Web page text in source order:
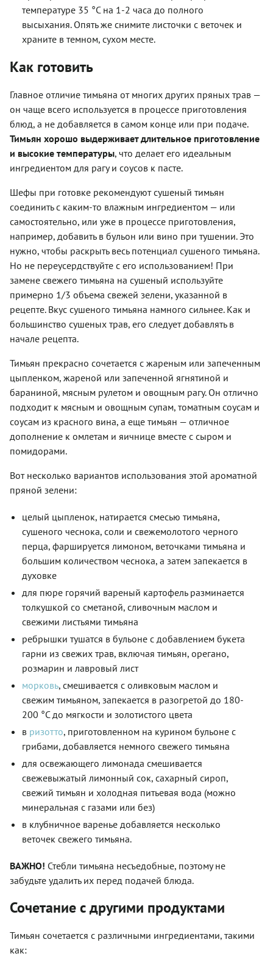
температуре 35 °С на 1-2 часа до полного
высыхания. Опять же снимите листочки с веточек и
храните в темном, сухом месте.
Как готовить
Главное отличие тимьяна от многих других пряных трав —
он чаще всего используется в процессе приготовления
блюд, а не добавляется в самом конце или при подаче.
Тимьян хорошо выдерживает длительное приготовление
и высокие температуры, что делает его идеальным
ингредиентом для рагу и соусов к пасте.
Шефы при готовке рекомендуют сушеный тимьян
соединить с каким-то влажным ингредиентом — или
самостоятельно, или уже в процессе приготовления,
например, добавить в бульон или вино при тушении. Это
нужно, чтобы раскрыть весь потенциал сушеного тимьяна.
Но не переусердствуйте с его использованием! При
замене свежего тимьяна на сушеный используйте
примерно 1/3 объема свежей зелени, указанной в
рецепте. Вкус сушеного тимьяна намного сильнее. Как и
большинство сушеных трав, его следует добавлять в
начале рецепта.
Тимьян прекрасно сочетается с жареным или запеченным
цыпленком, жареной или запеченной ягнятиной и
бараниной, мясным рулетом и овощным рагу. Он отлично
подходит к мясным и овощным супам, томатным соусам и
соусам из красного вина, а еще тимьян — отличное
дополнение к омлетам и яичнице вместе с сыром и
помидорами.
Вот несколько вариантов использования этой ароматной
пряной зелени:
целый цыпленок, натирается смесью тимьяна,
сушеного чеснока, соли и свежемолотого черного
перца, фаршируется лимоном, веточками тимьяна и
большим количеством чеснока, а затем запекается в
духовке
для пюре горячий вареный картофель разминается
толкушкой со сметаной, сливочным маслом и
свежими листьями тимьяна
ребрышки тушатся в бульоне с добавлением букета
гарни из свежих трав, включая тимьян, орегано,
розмарин и лавровый лист
морковь, смешивается с оливковым маслом и
свежим тимьяном, запекается в разогретой до 180-
200 °С до мягкости и золотистого цвета
в ризотто, приготовленном на курином бульоне с
грибами, добавляется немного свежего тимьяна
для освежающего лимонада смешивается
свежевыжатый лимонный сок, сахарный сироп,
свежий тимьян и холодная питьевая вода (можно
минеральная с газами или без)
в клубничное варенье добавляется несколько
веточек свежего тимьяна.
ВАЖНО! Стебли тимьяна несъедобные, поэтому не
забудьте удалить их перед подачей блюда.
Сочетание с другими продуктами
Тимьян сочетается с различными ингредиентами, такими
как: